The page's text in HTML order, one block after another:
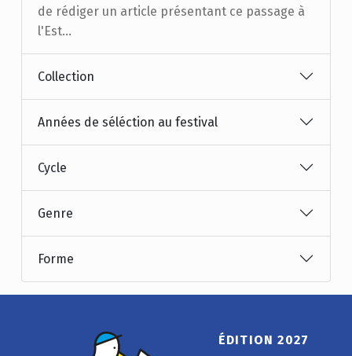
de rédiger un article présentant ce passage à
l'Est...
Collection
Années de séléction au festival
Cycle
Genre
Forme
ÉDITION 2027